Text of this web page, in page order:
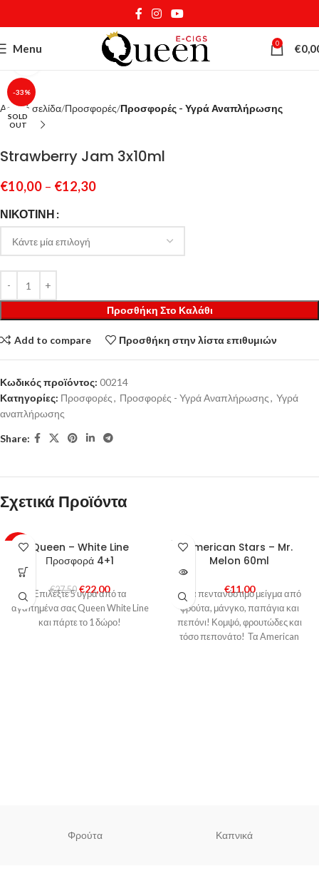
Menu 0 €
-33%
SOLD
OUT
Κάντε κλικ για μεγέθυνση
Αρχική σελίδα Προσφορές Προσφορές - Υγρά Αναπλήρωσης
Strawberry Jam 3x10ml
€10,00 – €12,30
ΝΙΚΟΤΊΝΗ
Προσθήκη Στο Καλάθι
Add to compare Προσθήκη στην λίστα επιθυμιών
Κωδικός προϊόντος: 00214
Κατηγορίες: Προσφορές, Προσφορές - Υγρά Αναπλήρωσης, Υγρά
αναπλήρωσης
Share:
Σχετικά Προϊόντα
-20%
Queen – White Line
Προσφορά 4+1
€27,50 €22,00
Επιλέξτε 5 υγρά από τα
αγαπημένα σας Queen White Line
και πάρτε το 1 δώρο!
SOLD
OUTAmerican Stars – Mr.
Melon 60ml
€11,00
Ένα πεντανόστιμο μείγμα από
φρούτα, μάνγκο, παπάγια και
πεπόνι! Κομψό, φρουτώδες και
τόσο πεπονάτο! Τα American
Φρούτα Καπνικά